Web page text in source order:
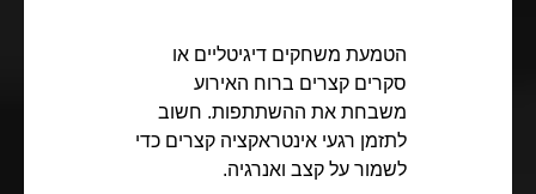
הטמעת משחקים דיגיטליים או
סקרים קצרים ברוח האירוע
משבחת את ההשתתפות. חשוב
לתזמן רגעי אינטראקציה קצרים כדי
לשמור על קצב ואנרגיה.